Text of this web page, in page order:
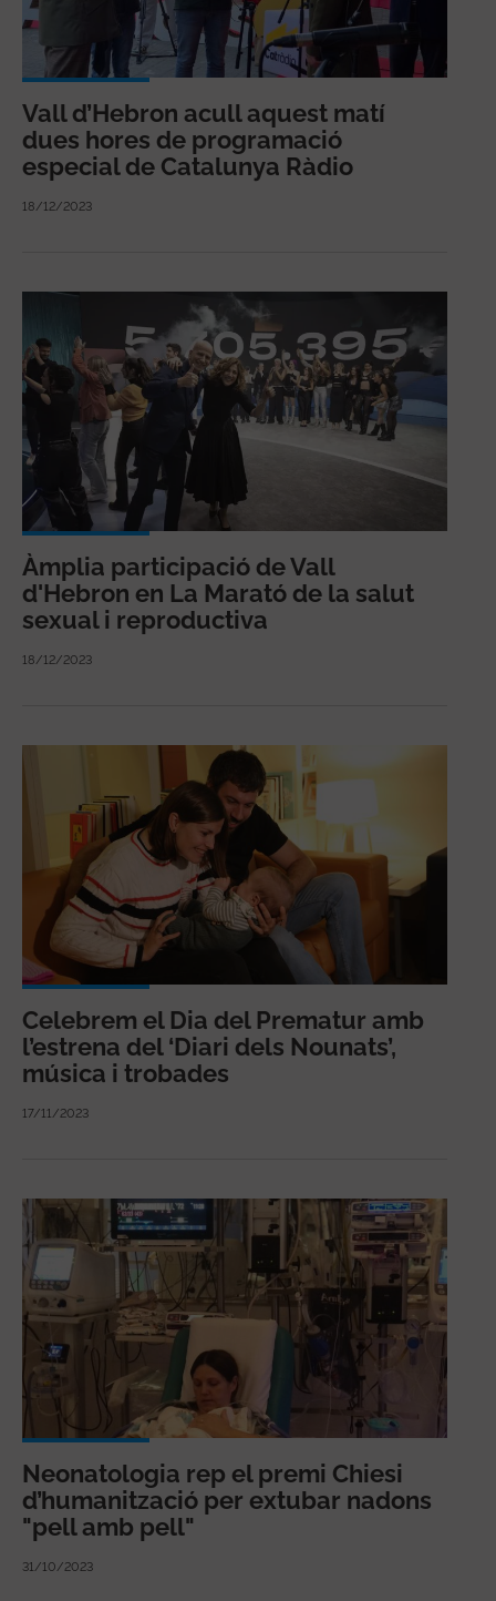
Vall d’Hebron acull aquest matí
dues hores de programació
especial de Catalunya Ràdio
18/12/2023
Àmplia participació de Vall
d'Hebron en La Marató de la salut
sexual i reproductiva
18/12/2023
Celebrem el Dia del Prematur amb
l’estrena del ‘Diari dels Nounats’,
música i trobades
17/11/2023
Neonatologia rep el premi Chiesi
d’humanització per extubar nadons
"pell amb pell"
31/10/2023